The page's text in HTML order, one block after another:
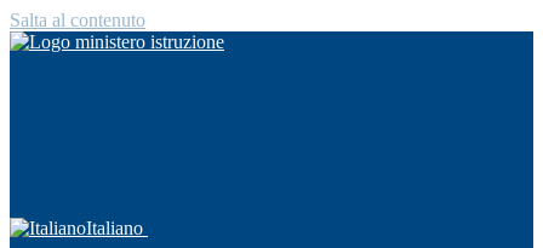
Salta al contenuto
Italiano